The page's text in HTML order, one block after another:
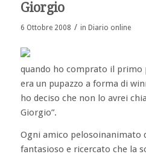
Giorgio
6 Ottobre 2008 / in Diario online
quando ho comprato il primo
era un pupazzo a forma di
ho deciso che non lo avrei
Giorgio”.
Ogni amico pelosoinanimato
fantasioso e ricercato che la